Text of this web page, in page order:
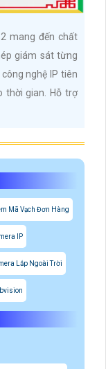
mang đến chất
giám sát từng
nghệ IP tiên
thời gian. Hỗ trợ
Mã Vạch Đơn Hàng
IP
Lắp Ngoài Trời